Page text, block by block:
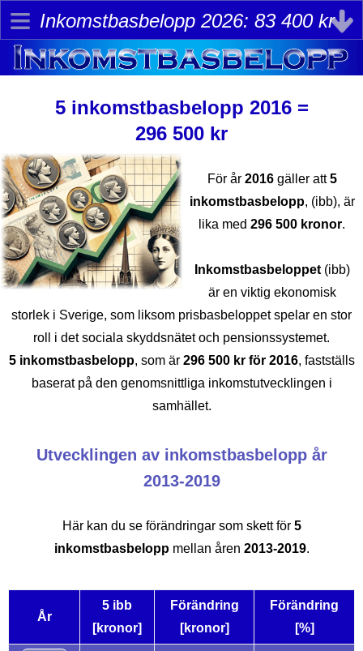
Inkomstbasbelopp 2026: 83 400 kr
≡
5 inkomstbasbelopp 2016 =
296 500 kr
För år 2016gäller att5
inkomstbasbelopp, (ibb), är
lika med 296 500 kronor.
Inkomstbasbeloppet(ibb)
är en viktig ekonomisk
storlek i Sverige, som liksom prisbasbeloppet spelar en stor
roll i det sociala skyddsnätet och pensionssystemet.
5 inkomst­basbelopp, som är 296 500 kr för 2016, fastställs
baserat på den genomsnittliga inkomstutvecklingen i
samhället.
Utvecklingen av inkomstbasbelopp år
2013-2019
Här kan du se förändringar som skett för 5
inkomstbasbeloppmellan åren 2013-2019.
År
5 ibb
[kronor]
Förändring
[kronor]
Förändring
[%]